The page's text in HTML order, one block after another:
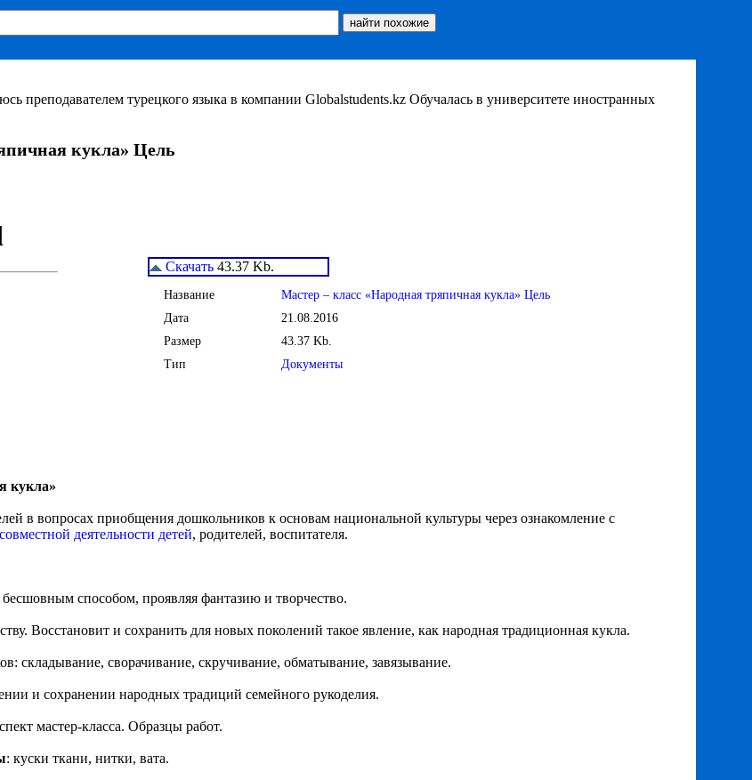
преподавателем турецкого языка в компании Globalstudents.kz Обучалась в университете иностранных
кукла» Цель
Скачать 43.37 Kb.
Название
Мастер – класс «Народная тряпичная кукла» Цель
Дата
21.08.2016
Размер
43.37 Kb.
Тип
Документы
кукла»
в вопросах приобщения дошкольников к основам национальной культуры через ознакомление с
деятельности детей, родителей, воспитателя.
способом, проявляя фантазию и творчество.
Восстановит и сохранить для новых поколений такое явление, как народная традиционная кукла.
складывание, сворачивание, скручивание, обматывание, завязывание.
и сохранении народных традиций семейного рукоделия.
мастер-класса. Образцы работ.
: куски ткани, нитки, вата.